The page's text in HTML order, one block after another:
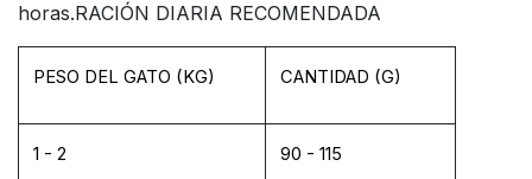
horas.RACIÓN DIARIA RECOMENDADA
PESO DEL GATO (KG) CANTIDAD (G)
1 - 2 90 - 115